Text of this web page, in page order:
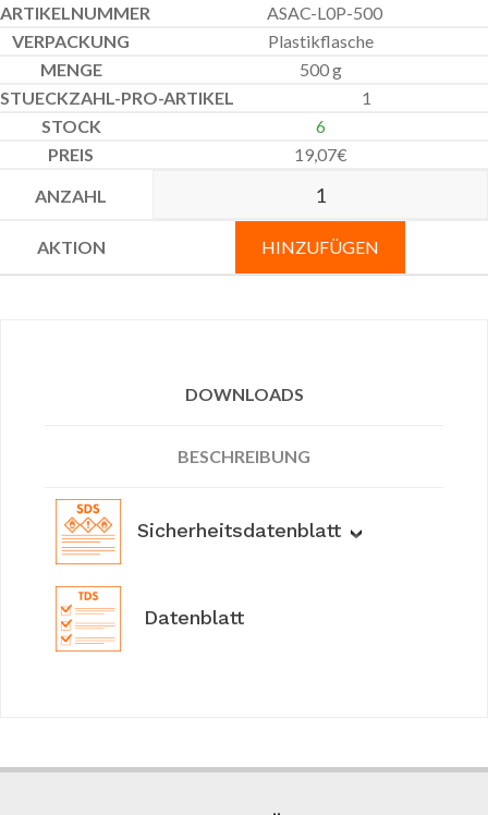
ASAC-L0P-500
Plastikflasche
500 g
1
6
19,07€
HINZUFÜGEN
DOWNLOADS
BESCHREIBUNG
Sicherheitsdatenblatt
Datenblatt